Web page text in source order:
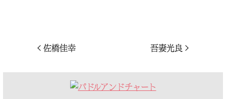
投
稿
前
佐橋佳幸 次
吾妻光良